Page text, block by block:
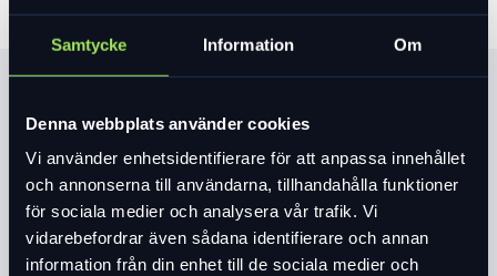
Samtycke Information Om
Denna webbplats använder cookies
Vi använder enhetsidentifierare för att anpassa innehållet
och annonserna till användarna, tillhandahålla funktioner
för sociala medier och analysera vår trafik. Vi
vidarebefordrar även sådana identifierare och annan
information från din enhet till de sociala medier och
Vattentät TPU 420D (+ polyester 640D +
Hypalon) Mått 370 x 70-175 x 130mm 5 liter.
Vikt 400 gram.
Läs merexpand_more